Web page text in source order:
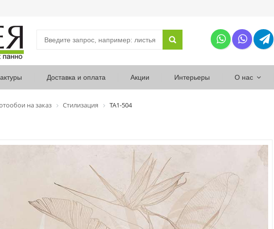
Доставка и оплата Акции Интерьеры О нас
на заказ Стилизация ТА1-504